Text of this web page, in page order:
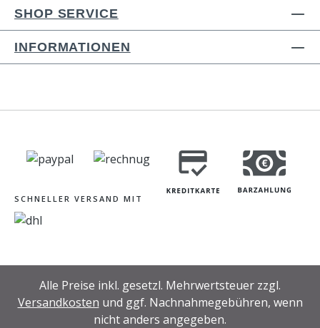
SHOP SERVICE
INFORMATIONEN
SCHNELLER VERSAND MIT
Alle Preise inkl. gesetzl. Mehrwertsteuer zzgl.
Versandkosten und ggf. Nachnahmegebühren, wenn
nicht anders angegeben.